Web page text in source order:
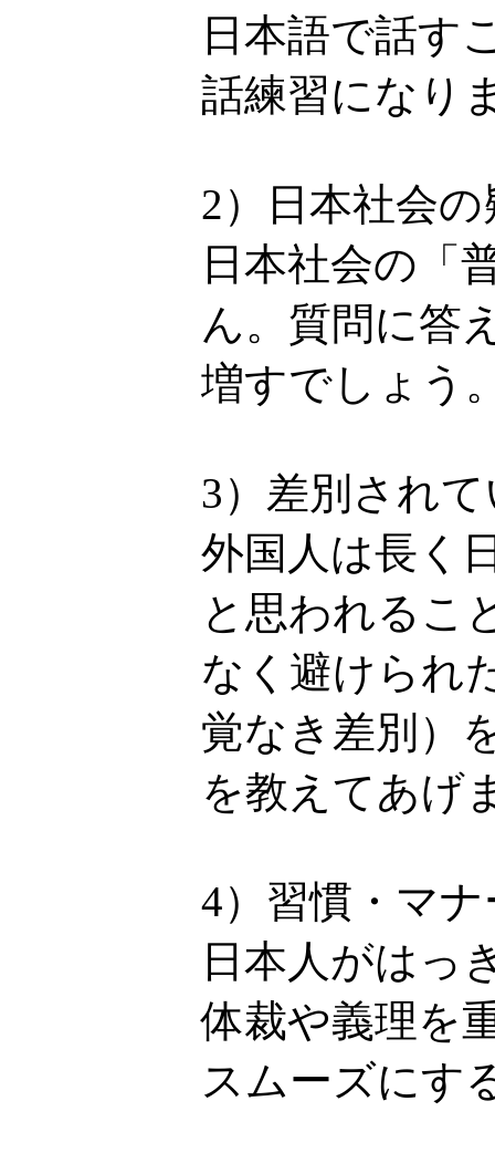
日本語で話す
話練習になり
2）日本社会
日本社会の「
ん。質問に答
増すでしょう
3）差別され
外国人は長く
と思われるこ
なく避けられ
覚なき差別）
を教えてあげ
4）習慣・マ
日本人がはっ
体裁や義理を
スムーズにす